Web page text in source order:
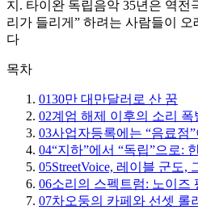
지. 타이완 독립음악 35년은 역전
리가 들리게” 하려는 사람들이
다
목차
0130만 대만달러로 산 꿈
02계엄 해제 이후의 소리 폭
03사업자등록에는 “음료점
04“지하”에서 “독립”으로:
05StreetVoice, 레이블 군도,
06소리의 스펙트럼: 노이즈
07차오둥의 카페와 선셋 롤